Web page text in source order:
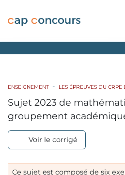
ENSEIGNEMENT LES ÉPREUVES DU CRPE
Sujet 2023 de
groupement
Voir le corrigé
Ce sujet est composé de six